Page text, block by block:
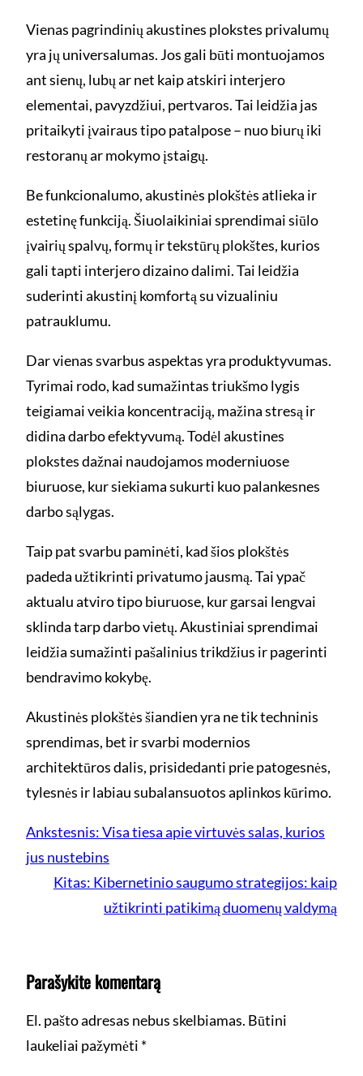
Vienas pagrindinių akustines plokstes privalumų
yra jų universalumas. Jos gali būti montuojamos
ant sienų, lubų ar net kaip atskiri interjero
elementai, pavyzdžiui, pertvaros. Tai leidžia jas
pritaikyti įvairaus tipo patalpose – nuo biurų iki
restoranų ar mokymo įstaigų.
Be funkcionalumo, akustinės plokštės atlieka ir
estetinę funkciją. Šiuolaikiniai sprendimai siūlo
įvairių spalvų, formų ir tekstūrų plokštes, kurios
gali tapti interjero dizaino dalimi. Tai leidžia
suderinti akustinį komfortą su vizualiniu
patrauklumu.
Dar vienas svarbus aspektas yra produktyvumas.
Tyrimai rodo, kad sumažintas triukšmo lygis
teigiamai veikia koncentraciją, mažina stresą ir
didina darbo efektyvumą. Todėl akustines
plokstes dažnai naudojamos moderniuose
biuruose, kur siekiama sukurti kuo palankesnes
darbo sąlygas.
Taip pat svarbu paminėti, kad šios plokštės
padeda užtikrinti privatumo jausmą. Tai ypač
aktualu atviro tipo biuruose, kur garsai lengvai
sklinda tarp darbo vietų. Akustiniai sprendimai
leidžia sumažinti pašalinius trikdžius ir pagerinti
bendravimo kokybę.
Akustinės plokštės šiandien yra ne tik techninis
sprendimas, bet ir svarbi modernios
architektūros dalis, prisidedanti prie patogesnės,
tylesnės ir labiau subalansuotos aplinkos kūrimo.
Ankstesnis:Visa tiesa apie virtuvės salas, kurios
jus nustebins
Kitas: Kibernetinio saugumo strategijos: kaip
užtikrinti patikimą duomenų valdymą
Parašykite komentarą
El. pašto adresas nebus skelbiamas. Būtini
laukeliai pažymėti *